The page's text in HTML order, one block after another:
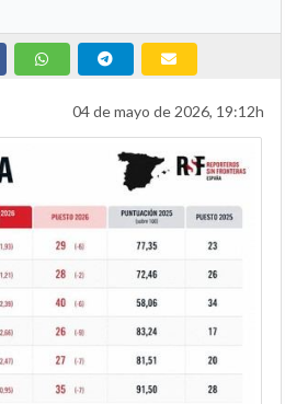
04 de mayo de 2026, 19:12h